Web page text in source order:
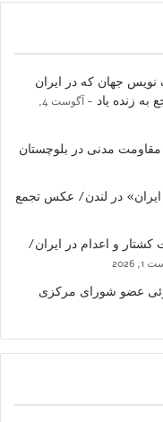
نویس جهان که در ایران
به زنده یاد
آگوست 4,
مقاومت مدنی در بلوچستان
ایران» در لندن/ عکس تجمع
و اعدام در ایران/
2026
عضو شورای مرکزی